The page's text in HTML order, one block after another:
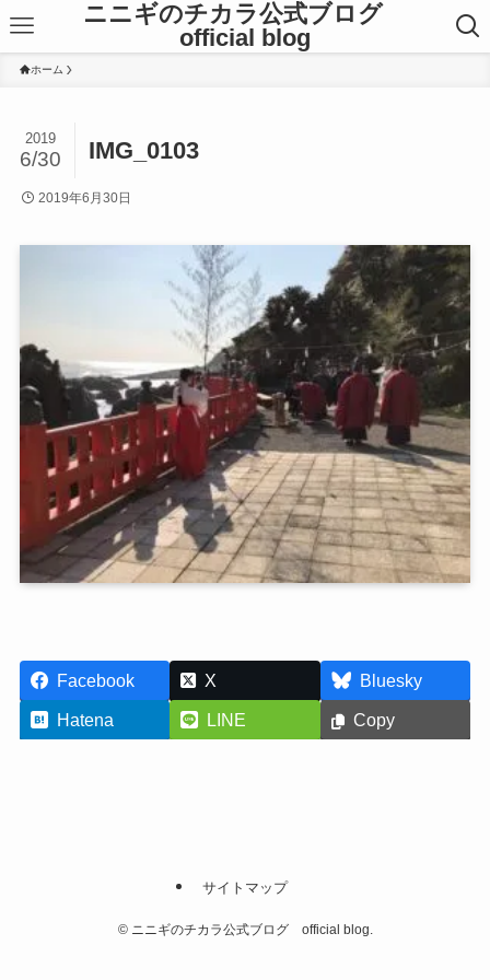
ニニギのチカラ公式ブログ
official blog
ホーム
IMG_0103
2019
6/30
2019年6月30日
Facebook X
Bluesky
Hatena
LINE Copy
サイトマップ
©ニニギのチカラ公式ブログ official blog.